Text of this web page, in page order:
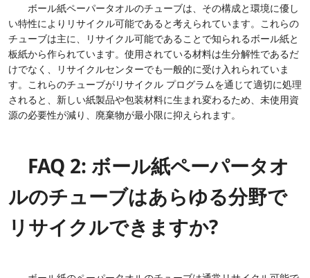
ボール紙ペーパータオルのチューブは、その構成と環境に優し
い特性によりリサイクル可能であると考えられています。これらの
チューブは主に、リサイクル可能であることで知られるボール紙と
板紙から作られています。使用されている材料は生分解性であるだ
けでなく、リサイクルセンターでも一般的に受け入れられていま
す。これらのチューブがリサイクル プログラムを通じて適切に処理
されると、新しい紙製品や包装材料に生まれ変わるため、未使用資
源の必要性が減り、廃棄物が最小限に抑えられます。
FAQ 2: ボール紙ペーパータオ
ルのチューブはあらゆる分野で
リサイクルできますか?